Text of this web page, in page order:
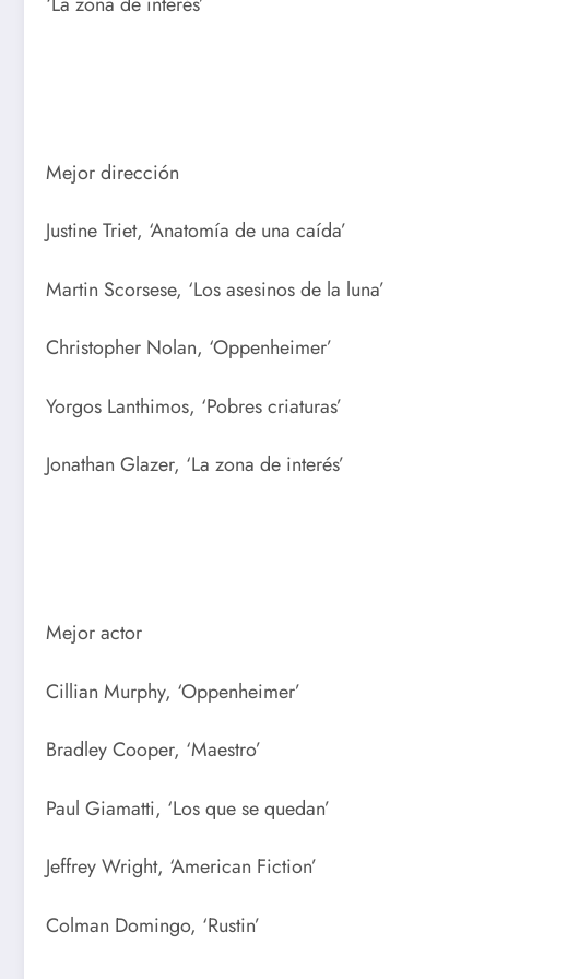
Mejor dirección
Justine Triet, ‘Anatomía de una caída’
Martin Scorsese, ‘Los asesinos de la luna’
Christopher Nolan, ‘Oppenheimer’
Yorgos Lanthimos, ‘Pobres criaturas’
Jonathan Glazer, ‘La zona de interés’
Mejor actor
Cillian Murphy, ‘Oppenheimer’
Bradley Cooper, ‘Maestro’
Paul Giamatti, ‘Los que se quedan’
Jeffrey Wright, ‘American Fiction’
Colman Domingo, ‘Rustin’